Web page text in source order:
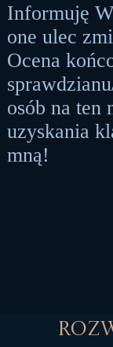
Informuję
one ulec
Ocena
osób na ten
uzyskania
mną!